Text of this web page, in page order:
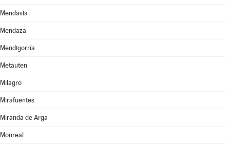
Mendavia
Mendaza
Mendigorría
Metauten
Milagro
Mirafuentes
Miranda de Arga
Monreal